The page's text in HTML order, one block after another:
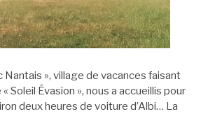
Nantais », village de vacances faisant
Soleil Évasion », nous a accueillis pour
deux heures de voiture d’Albi… La